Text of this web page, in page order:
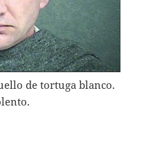
de tortuga blanco.